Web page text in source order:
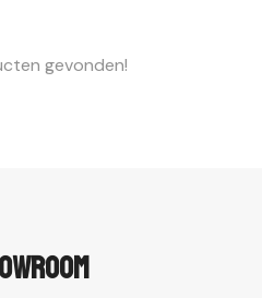
gevonden!